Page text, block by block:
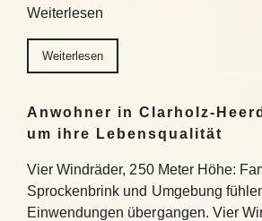
Weiterlesen
Weiterlesen
Anwohner in Clarholz-
um ihre Lebensqualität
Vier Windräder, 250 Meter Höhe:
Sprockenbrink und Umgebung
Einwendungen übergangen. Vier